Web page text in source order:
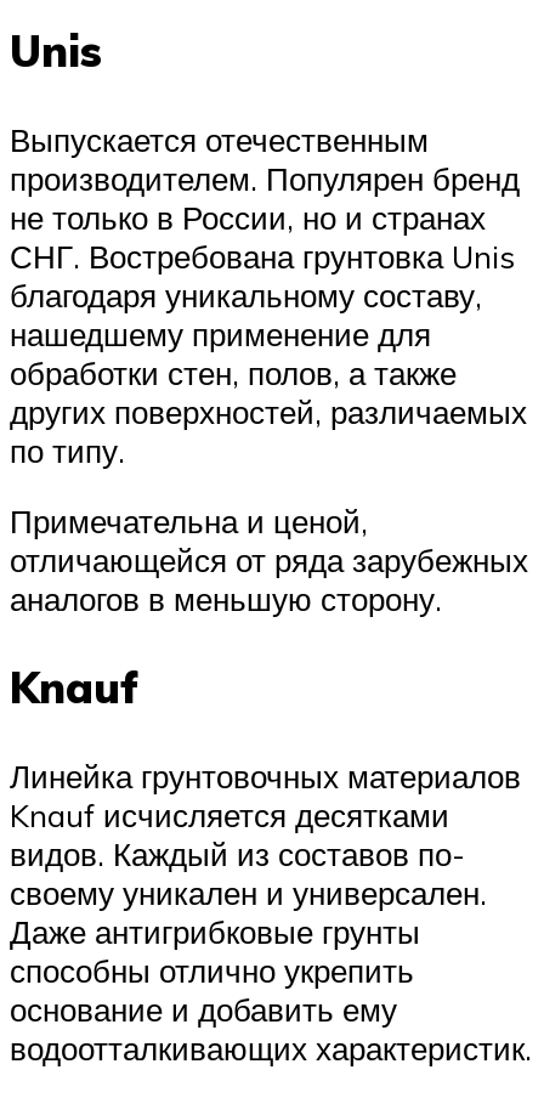
Unis
Выпускается отечественным
производителем. Популярен бренд
не только в России, но и странах
СНГ. Востребована грунтовка Unis
благодаря уникальному составу,
нашедшему применение для
обработки стен, полов, а также
других поверхностей, различаемых
по типу.
Примечательна и ценой,
отличающейся от ряда зарубежных
аналогов в меньшую сторону.
Knauf
Линейка грунтовочных материалов
Knauf исчисляется десятками
видов. Каждый из составов по-
своему уникален и универсален.
Даже антигрибковые грунты
способны отлично укрепить
основание и добавить ему
водоотталкивающих характеристик.